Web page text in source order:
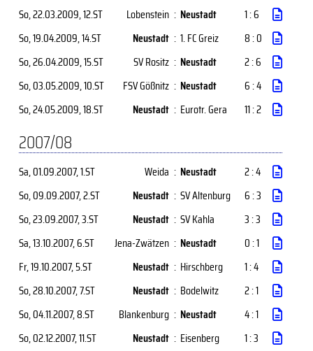
So, 22.03.2009, 12.ST Lobenstein : Neustadt
1 : 6
So, 19.04.2009, 14.ST Neustadt : 1. FC Greiz
8 : 0
So, 26.04.2009, 15.ST SV Rositz : Neustadt
2 : 6
So, 03.05.2009, 10.ST FSV Gößnitz : Neustadt
6 : 4
So, 24.05.2009, 18.ST Neustadt : Eurotr. Gera 11 : 2
2007/08
Sa, 01.09.2007, 1.ST Weida : Neustadt
2 : 4
So, 09.09.2007, 2.ST Neustadt : SV Altenburg
6 : 3
So, 23.09.2007, 3.ST Neustadt : SV Kahla
3 : 3
Sa, 13.10.2007, 6.ST Jena-Zwätzen : Neustadt
0 : 1
Fr, 19.10.2007, 5.ST Neustadt : Hirschberg
1 : 4
So, 28.10.2007, 7.ST Neustadt : Bodelwitz
2 : 1
So, 04.11.2007, 8.ST Blankenburg : Neustadt
4 : 1
So, 02.12.2007, 11.ST Neustadt : Eisenberg 1 : 3